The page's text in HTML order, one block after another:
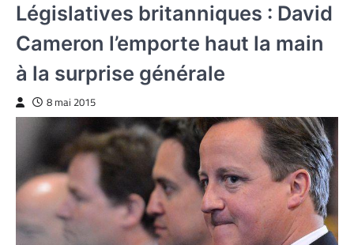
Législatives britanniques : David
Cameron l’emporte haut la main
à la surprise générale
8 mai 2015